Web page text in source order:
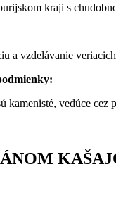
kraji s
a vzdelávanie
vedúce cez